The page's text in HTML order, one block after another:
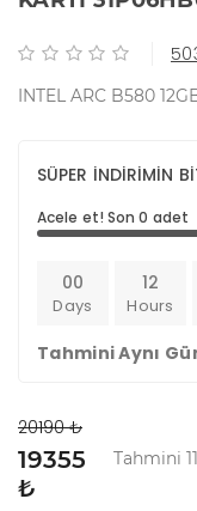
INTEL ARC B580
SÜPER İNDİRİMİN
Acele et! Son 0 adet
00
Days
12
Hours
Tahmini Aynı
20190 ₺
19355
₺
Tahmini